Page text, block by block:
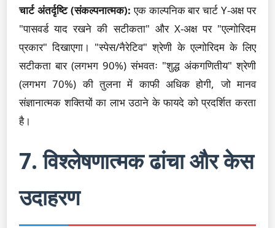
चार्ट अंतर्दृष्टि (संकल्पनात्मक): एक काल्पनिक बार चार्ट Y-अक्ष पर
"पासवर्ड याद रखने की सटीकता" और X-अक्ष पर "एल्गोरिदम
प्रकार" दिखाएगा। "स्पेस/नैरेटिव" श्रेणी के एल्गोरिदम के लिए
सटीकता बार (लगभग 90%) संभवतः "शुद्ध अंकगणितीय" श्रेणी
(लगभग 70%) की तुलना में काफी अधिक होगी, जो मानव
संज्ञानात्मक शक्तियों का लाभ उठाने के फायदे को प्रदर्शित करता
है।
7. विश्लेषणात्मक ढांचा और केस
उदाहरण